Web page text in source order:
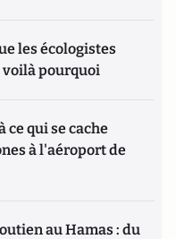
les écologistes
voilà pourquoi
ce qui se cache
à l'aéroport de
au Hamas : du